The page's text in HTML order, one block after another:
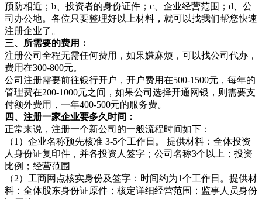
预防相近；b、投资者的身份证件；c、企业经营范围；d、公
司办公地。各位只要整理好以上材料，就可以找我们帮您快速
注册企业了。
三、所需要的费用：
注册公司全程无需任何费用，如果嫌麻烦，可以找公司代办，
费用在300-800元。
公司注册需要前往银行开户，开户费用在500-1500元，每年的
管理费在200-1000元之间，如果公司选择开通网银，则需要支
付额外费用，一年400-500元的服务费。
四、注册一家企业要多久时间：
正常来说，注册一个新公司的一般流程时间如下：
（1）企业名称预先核准 3-5个工作日。 提供材料：全体投资
人身份证复印件，并各投资人签字；公司名称3个以上；投资
比例；经营范围
（2）工商网点核实身份及签字：时间约为1个工作日。提供材
料：全体股东身份证原件；核定详细经营范围；监事人员身份